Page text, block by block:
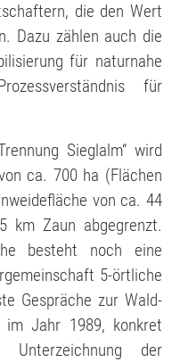
die den Wert
Dazu zählen auch die
für naturnahe
für
Sieglalm“ wird
ca. 700 ha (Flächen
von ca. 44
Zaun abgegrenzt.
besteht noch eine
5-örtliche
Gespräche zur Wald-
im Jahr 1989, konkret
der